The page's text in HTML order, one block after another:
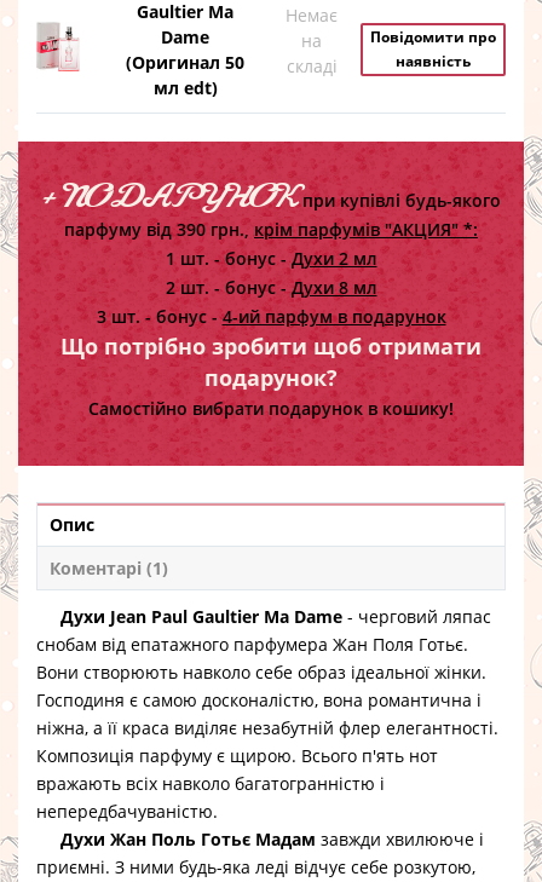
Gaultier Ma
Dame
(Оригинал 50
мл edt)
Немає
на
складі
Повідомити про
наявність
+ ПОДАРУНОКпри купівлі будь-якого
парфуму від 390 грн., крім парфумів "АКЦИЯ" *:
1 шт. - бонус - Духи 2 мл
2 шт. - бонус -Духи 8 мл
3 шт. - бонус -4-ий парфум в подарунок
Що потрібно зробити щоб отримати
подарунок?
Самостійно вибрати подарунок в кошику!
Опис
Коментарі (1)
Духи Jean Paul Gaultier Ma Dame - черговий ляпас
снобам від епатажного парфумера Жан Поля Готьє.
Вони створюють навколо себе образ ідеальної жінки.
Господиня є самою досконалістю, вона романтична і
ніжна, а її краса виділяє незабутній флер елегантності.
Композиція парфуму є щирою. Всього п'ять нот
вражають всіх навколо багатогранністю і
непередбачуваністю.
Духи Жан Поль Готьє Мадам завжди хвилююче і
приємні. З ними будь-яка леді відчує себе розкутою,